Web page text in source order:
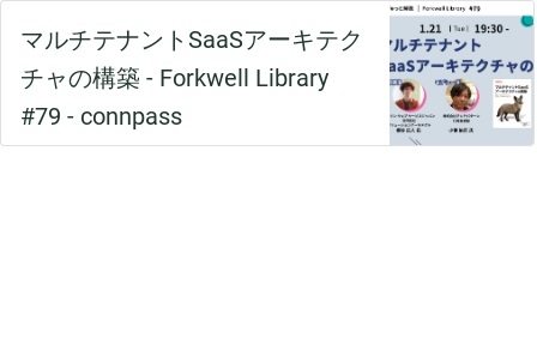
マルチテナントSaaSアーキテク
チャの構築 - Forkwell Library
#79 - connpass